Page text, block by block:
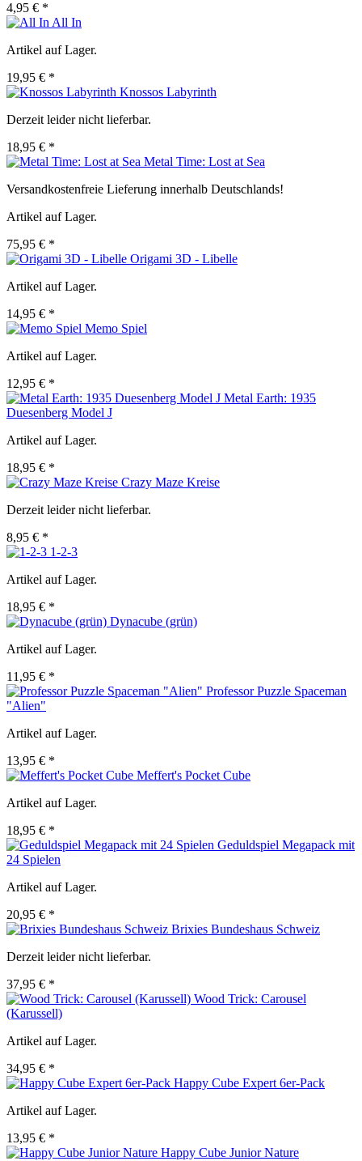
4,95 € *
All In
Artikel auf Lager.
19,95 € *
Knossos Labyrinth
Derzeit leider nicht lieferbar.
18,95 € *
Metal Time: Lost at Sea
Versandkostenfreie Lieferung innerhalb Deutschlands!
Artikel auf Lager.
75,95 € *
Origami 3D - Libelle
Artikel auf Lager.
14,95 € *
Memo Spiel
Artikel auf Lager.
12,95 € *
Metal Earth: 1935
Duesenberg Model J
Artikel auf Lager.
18,95 € *
Crazy Maze Kreise
Derzeit leider nicht lieferbar.
8,95 € *
1-2-3
Artikel auf Lager.
18,95 € *
Dynacube (grün)
Artikel auf Lager.
11,95 € *
Professor Puzzle Spaceman
"Alien"
Artikel auf Lager.
13,95 € *
Meffert's Pocket Cube
Artikel auf Lager.
18,95 € *
Geduldspiel Megapack mit
24 Spielen
Artikel auf Lager.
20,95 € *
Brixies Bundeshaus Schweiz
Derzeit leider nicht lieferbar.
37,95 € *
Wood Trick: Carousel
(Karussell)
Artikel auf Lager.
34,95 € *
Happy Cube Expert 6er-Pack
Artikel auf Lager.
13,95 € *
Happy Cube Junior Nature